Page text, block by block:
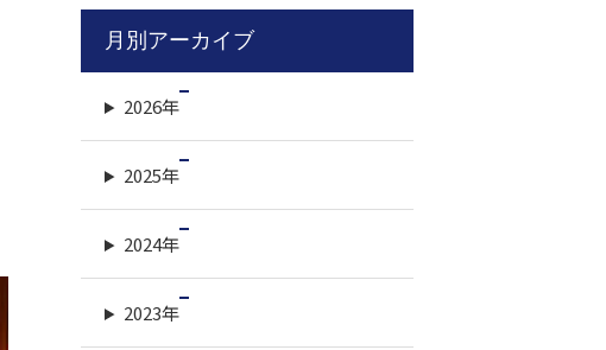
月別アーカイブ
2026年
2025年
2024年
2023年